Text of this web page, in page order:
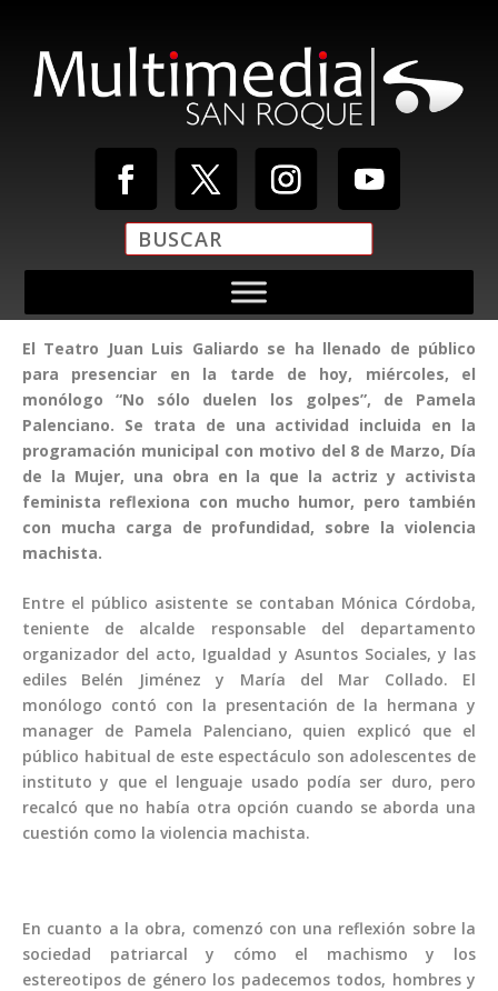
El Teatro Juan Luis Galiardo se ha llenado de público
para presenciar en la tarde de hoy, miércoles, el
monólogo “No sólo duelen los golpes”, de Pamela
Palenciano. Se trata de una actividad incluida en la
programación municipal con motivo del 8 de Marzo, Día
de la Mujer, una obra en la que la actriz y activista
feminista reflexiona con mucho humor, pero también
con mucha carga de profundidad, sobre la violencia
machista.
Entre el público asistente se contaban Mónica Córdoba,
teniente de alcalde responsable del departamento
organizador del acto, Igualdad y Asuntos Sociales, y las
ediles Belén Jiménez y María del Mar Collado. El
monólogo contó con la presentación de la hermana y
manager de Pamela Palenciano, quien explicó que el
público habitual de este espectáculo son adolescentes de
instituto y que el lenguaje usado podía ser duro, pero
recalcó que no había otra opción cuando se aborda una
cuestión como la violencia machista.
En cuanto a la obra, comenzó con una reflexión sobre la
sociedad patriarcal y cómo el machismo y los
estereotipos de género los padecemos todos, hombres y